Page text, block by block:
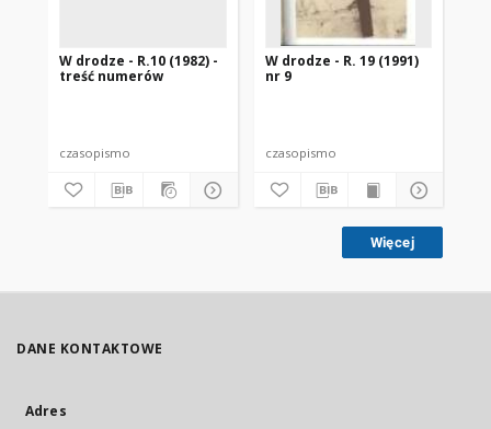
W drodze - R.10 (1982) -
treść numerów
czasopismo
W drodze - R. 19 (1991)
nr 9
czasopismo
Więcej
DANE KONTAKTOWE
Adres